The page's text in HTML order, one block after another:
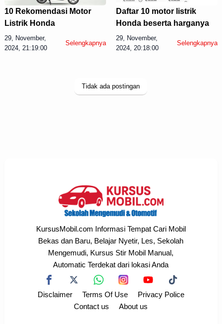
10 Rekomendasi Motor
Listrik Honda
29, November,
2024, 21:19:00
Selengkapnya
Daftar 10 motor listrik
Honda beserta harganya
29, November,
2024, 20:18:00
Selengkapnya
Tidak ada postingan
KursusMobil.com Informasi Tempat Cari Mobil
Bekas dan Baru, Belajar Nyetir, Les, Sekolah
Mengemudi, Kursus Stir Mobil Manual,
Automatic Terdekat dari lokasi Anda
Disclaimer Terms Of Use
Privacy Police
Contact us
About us